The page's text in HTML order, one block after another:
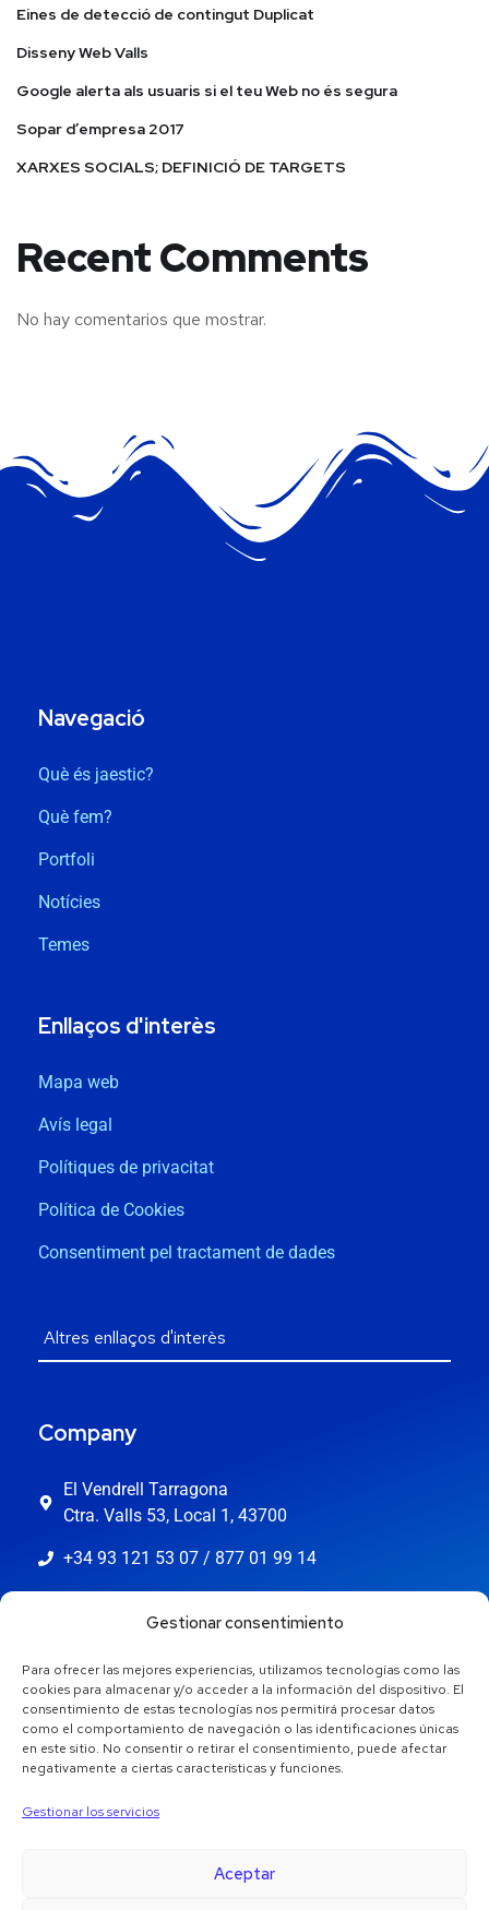
Gestionar consentimiento
Para ofrecer las mejores experiencias, utilizamos tecnologías como las
cookies para almacenar y/o acceder a la información del dispositivo. El
consentimiento de estas tecnologías nos permitirá procesar datos
como el comportamiento de navegación o las identificaciones únicas
en este sitio. No consentir o retirar el consentimiento, puede afectar
negativamente a ciertas características y funciones.
Gestionar los servicios
Aceptar
Eines de detecció de contingut Duplicat
Disseny Web Valls
Google alerta als usuaris si el teu Web no és segura
Sopar d’empresa 2017
XARXES SOCIALS; DEFINICIÓ DE TARGETS
Recent Comments
No hay comentarios que mostrar.
Navegació
Què és jaestic?
Què fem?
Portfoli
Notícies
Temes
Enllaços d'interès
Mapa web
Avís legal
Polítiques de privacitat
Política de Cookies
Consentiment pel tractament de dades
Company
El Vendrell Tarragona
Ctra. Valls 53, Local 1, 43700
+34 93 121 53 07 / 877 01 99 14